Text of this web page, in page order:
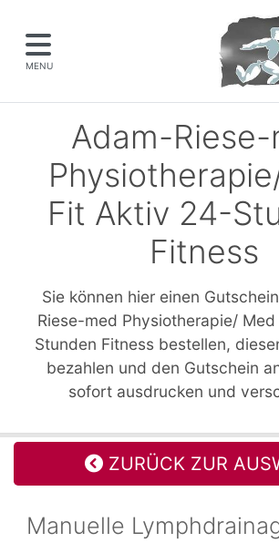
MENU
Adam-Riese-
Fit Aktiv 24-
Fitness
Sie können hier einen
Riese-med Physiotherapie/
Stunden Fitness bestellen,
bezahlen und den Gutschein
sofort ausdrucken und
ZURÜCK ZUR
Manuelle